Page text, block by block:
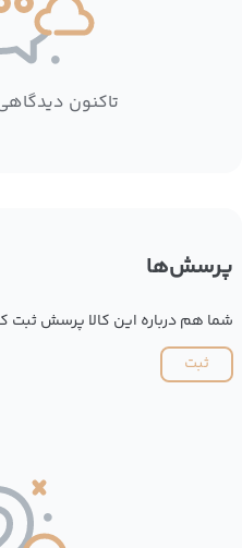
تاکنون
پرسش‌ها
شما هم درباره این کالا پرسش ثبت
ثبت